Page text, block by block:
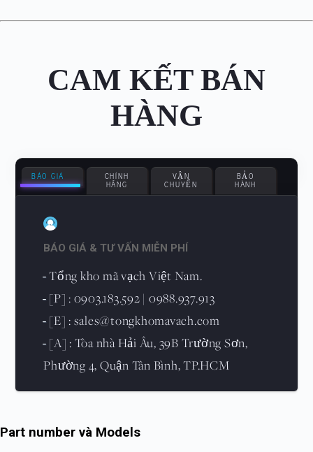
CAM KẾT BÁN
HÀNG
BÁO GIÁ
CHÍNH
HÃNG
VẬN
CHUYỂN
BẢO
HÀNH
BÁO GIÁ & TƯ VẤN MIỄN PHÍ
- Tổng kho mã vạch Việt Nam.
- [P] : 0903.183.592 | 0988.937.913
- [E] : sales@tongkhomavach.com
- [A] : Tòa nhà Hải Âu, 39B Trường Sơn,
Phường 4, Quận Tân Bình, TP.HCM
Part number và Models